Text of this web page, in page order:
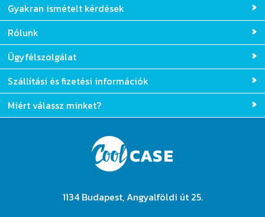
Gyakran ismételt kérdések
Rólunk
Ügyfélszolgálat
Szállítási és fizetési információk
Miért válassz minket?
1134 Budapest, Angyalföldi út 25.